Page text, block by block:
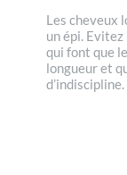
Les cheveux
un épi.
qui font que
longueur et
d’indiscipline.